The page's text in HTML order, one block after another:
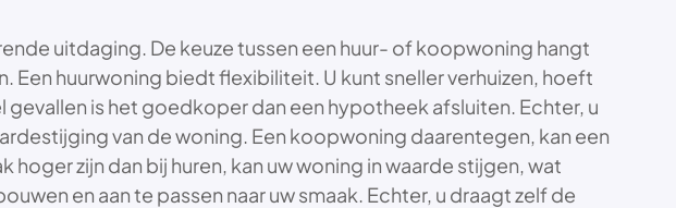
uitdaging. De keuze tussen een huur- of koopwoning hangt
huurwoning biedt flexibiliteit. U kunt sneller verhuizen, hoeft
is het goedkoper dan een hypotheek afsluiten. Echter, u
van de woning. Een koopwoning daarentegen, kan een
zijn dan bij huren, kan uw woning in waarde stijgen, wat
en aan te passen naar uw smaak. Echter, u draagt zelf de